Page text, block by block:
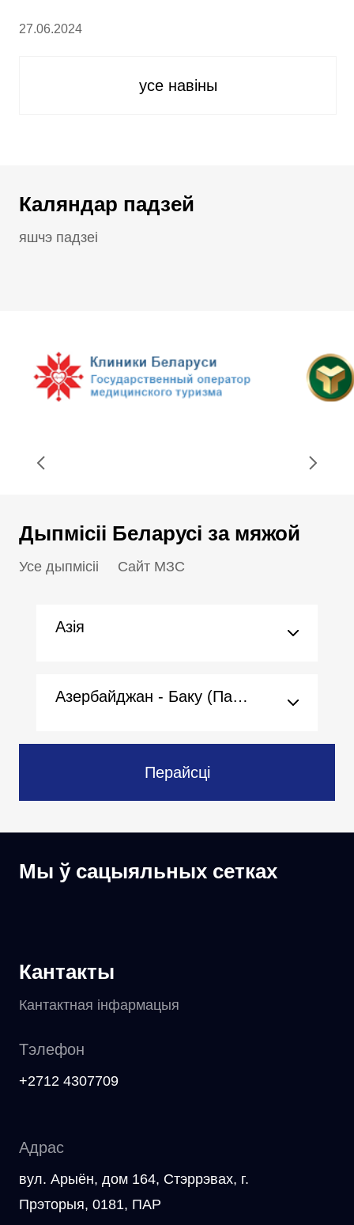
27.06.2024
усе навіны
Каляндар падзей
яшчэ падзеі
Дыпмісіі Беларусі за мяжой
Усе дыпмісіі Сайт МЗС
Азія
Азербайджан - Баку (Пасольства)
Перайсці
Мы ў сацыяльных сетках
Кантакты
Кантактная інфармацыя
Тэлефон
+2712 4307709
Адрас
вул. Арыён, дом 164, Стэррэвах, г.
Прэторыя, 0181, ПАР